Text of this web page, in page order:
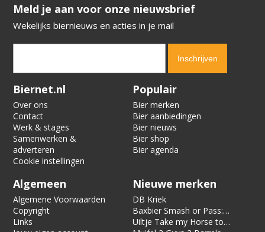
​​​​​​​Meld je aan voor onze nieuwsbrief
Wekelijks biernieuws en acties in je mail
Verification code:
Biernet.nl
Over ons
Contact
Werk & stages
Samenwerken &
adverteren
Cookie instellingen
Populair
Bier merken
Bier aanbiedingen
Bier nieuws
Bier shop
Bier agenda
Algemeen
Algemene Voorwaarden
Copyright
Links
Nieuwe merken
DB Kriek
Baxbier Smash or Pass:
Strata
Uiltje Take my Horse to